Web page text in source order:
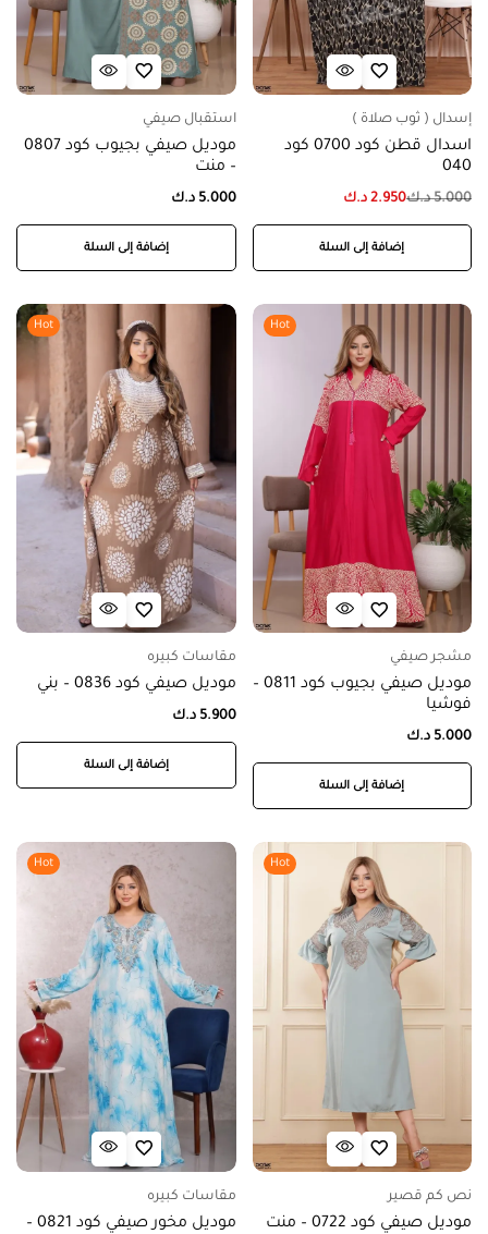
إسدال ( ثوب صلاة )
اسدال قطن كود 0700 كود
040
5.000 د.ك2.950 د.ك
إضافة إلى السلة
استقبال صيفي
موديل صيفي بجيوب كود 0807
– منت
5.000 د.ك
إضافة إلى السلة
Hot
مشجر صيفي
موديل صيفي بجيوب كود 0811 –
فوشيا
5.000 د.ك
إضافة إلى السلة
Hot
مقاسات كبيره
موديل صيفي كود 0836 – بني
5.900 د.ك
إضافة إلى السلة
Hot
نص كم قصير
موديل صيفي كود 0722 – منت
Hot
مقاسات كبيره
موديل مخور صيفي كود 0821 –